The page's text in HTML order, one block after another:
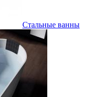
Стальные ванны